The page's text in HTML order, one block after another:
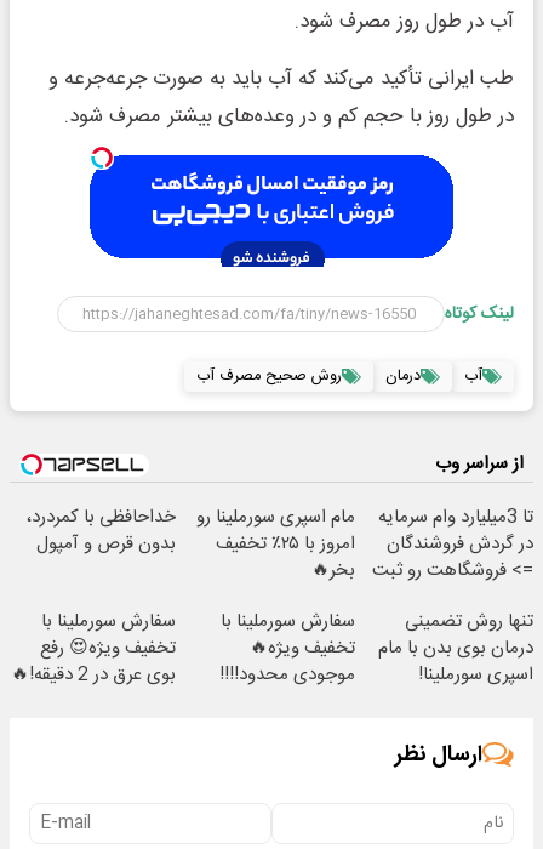
آب در طول روز مصرف شود.
طب ایرانی تأکید می‌کند که آب باید به صورت جرعه‌جرعه و
در طول روز با حجم کم و در وعده‌های بیشتر مصرف شود.
لینک کوتاه
آب درمان روش صحیح مصرف آب
از سراسر وب
تا 3میلیارد وام سرمایه
در گردش فروشندگان
=> فروشگاهت رو ثبت
مام اسپری سورملینا رو
امروز با ۲۵٪ تخفیف
بخر🔥
خداحافظی با کمردرد،
بدون قرص و آمپول
تنها روش تضمینی
درمان بوی بدن با مام
اسپری سورملینا!
سفارش سورملینا با
تخفیف ویژه🔥
موجودی محدود!!!!
سفارش سورملینا با
تخفیف ویژه😍 رفع
بوی عرق در 2 دقیقه!🔥
ارسال نظر